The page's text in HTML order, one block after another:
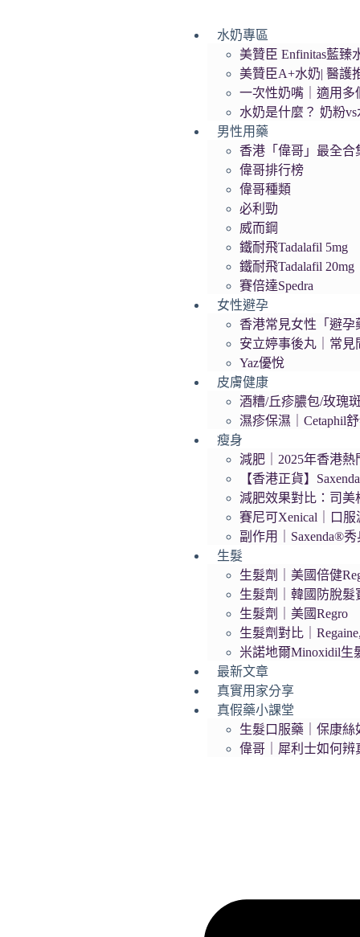
水奶專區
美贊臣 Enfinitas藍臻
美贊臣A+水奶| 醫護
一次性奶嘴｜適用多
水奶是什麼？ 奶粉
男性用藥
香港「偉哥」最全合
偉哥排行榜
偉哥種類
必利勁
威而鋼
鐵耐飛Tadalafil 5mg
鐵耐飛Tadalafil 20mg
賽倍達Spedra
女性避孕
香港常見女性「避孕
安立婷事後丸｜常見
Yaz優悅
皮膚健康
酒糟/丘疹膿包/玫瑰
濕疹保濕｜Cetaphil
瘦身
減肥｜2025年香港熱
【香港正貨】
減肥效果對比：司美
賽尼可Xenical｜口服
副作用｜Saxenda®
生髮
生髮劑｜美國倍健
生髮劑｜韓國防脫髮
生髮劑｜美國Regro
生髮劑對比｜
米諾地爾Minoxidil生
最新文章
真實用家分享
真假藥小課堂
生髮口服藥｜保康絲
偉哥｜犀利士如何辨